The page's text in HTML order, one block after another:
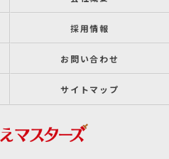
採用情報
お問い合わせ
サイトマップ